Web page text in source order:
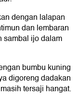
dengan lalapan
dan lembaran
sambal ijo dalam
bumbu kuning
digoreng dadakan
tersaji hangat.